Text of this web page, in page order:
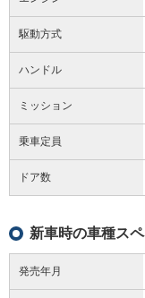
駆動方式
ハンドル
ミッション
乗車定員
ドア数
新車時の車種ス
発売年月